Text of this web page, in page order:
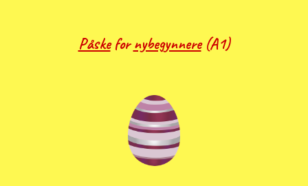
Påskefornybegynnere(A1)